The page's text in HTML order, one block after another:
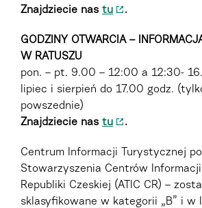
Znajdziecie nas tu .
GODZINY OTWARCIA –
W RATUSZU
pon. – pt. 9.00 – 12:00 a 12:30-
lipiec i sierpień do 17.00 godz.
powszednie)
Znajdziecie nas tu .
Centrum Informacji Turystycznej
Stowarzyszenia Centrów
Republiki Czeskiej (ATIC CR) –
sklasyfikowane w kategorii „B” i w